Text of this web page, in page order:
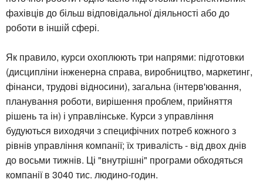
фахівців до більш відповідальної діяльності або до
роботи в іншій сфері.
Як правило, курси охоплюють три напрями: підготовки
(дисципліни інженерна справа, виробництво, маркетинг,
фінанси, трудові відносини), загальна (інтерв'ювання,
планування роботи, вирішення проблем, прийняття
рішень та ін) і управлінське. Курси з управління
будуються виходячи з специфічних потреб кожного з
рівнів управління компанії; їх тривалість - від двох днів
до восьми тижнів. Ці "внутрішні" програми обходяться
компанії в 3040 тис. людино-годин.